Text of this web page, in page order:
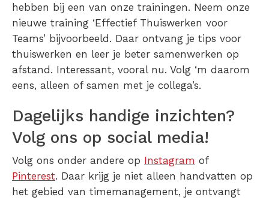
hebben bij een van onze trainingen. Neem onze
nieuwe training ‘Effectief Thuiswerken voor
Teams’ bijvoorbeeld. Daar ontvang je tips voor
thuiswerken en leer je beter samenwerken op
afstand. Interessant, vooral nu. Volg ‘m daarom
eens, alleen of samen met je collega’s.
Dagelijks handige inzichten?
Volg ons op social media!
Volg ons onder andere op Instagram of
Pinterest. Daar krijg je niet alleen handvatten op
het gebied van timemanagement, je ontvangt